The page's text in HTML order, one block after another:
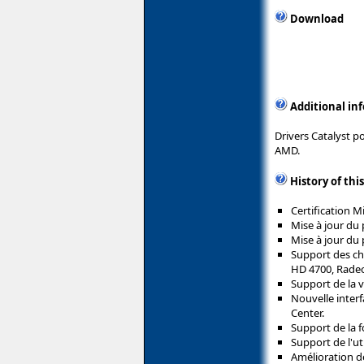
Download
Additional
Drivers Catalyst
AMD.
History of
Certification
Mise à jour du
Mise à jour du
Support des
HD 4700,
Support de la
Nouvelle
Center.
Support de la
Support de
Amélioration